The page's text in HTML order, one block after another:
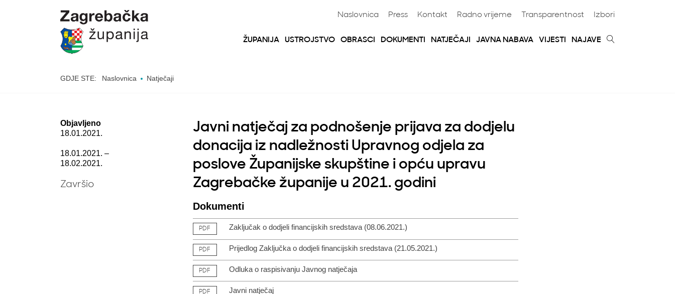
Naslovnica Press Kontakt Radno vrijeme Transparentnost Izbori
ŽUPANIJA USTROJSTVO OBRASCI DOKUMENTI NATJEČAJI JAVNA NABAVA VIJESTI NAJAVE
GDJE STE: Naslovnica Natječaji
Objavljeno
18.01.2021.
18.01.2021. –
18.02.2021.
Završio
Javni natječaj za podnošenje prijava za dodjelu
donacija iz nadležnosti Upravnog odjela za
poslove Županijske skupštine i opću upravu
Zagrebačke županije u 2021. godini
Dokumenti
PDF Zaključak o dodjeli financijskih sredstava (08.06.2021.)
PDF Prijedlog Zaključka o dodjeli financijskih sredstava (21.05.2021.)
PDF Odluka o raspisivanju Javnog natječaja
PDF Javni natječaj